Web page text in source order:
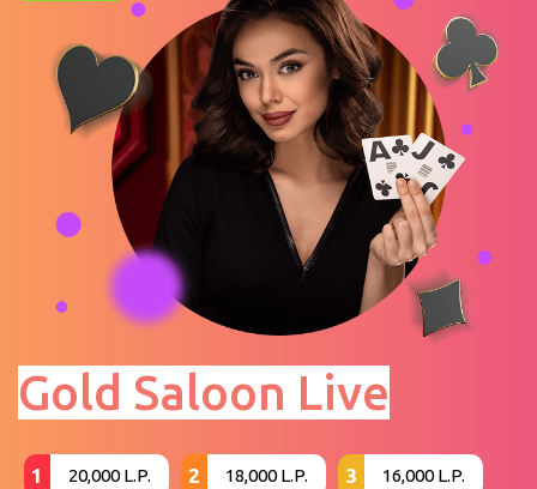
Gold Saloon Live
1 20,000 L.P. 2 18,000 L.P. 3 16,000 L.P.